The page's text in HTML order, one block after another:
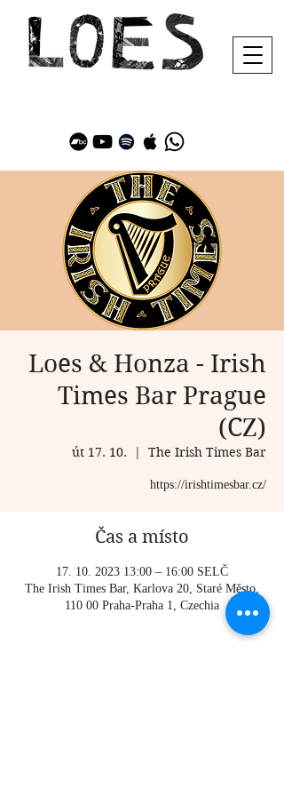
Loes & Honza - Irish
Times Bar Prague
(CZ)
út 17. 10.
  |
The Irish Times Bar
https://irishtimesbar.cz/
Čas a místo
17. 10. 2023 13:00 – 16:00 SELČ
The Irish Times Bar, Karlova 20, Staré Město,
110 00 Praha-Praha 1, Czechia